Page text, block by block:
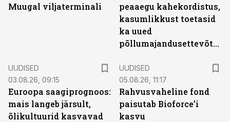
Muugal viljaterminali
peaaegu kahekordistus,
kasumlikkust toetasid
ka uued
põllumajandusettevõtted
UUDISED
03.08.26, 09:15
Euroopa saagiprognoos:
mais langeb järsult,
õlikultuurid kasvavad
UUDISED
05.08.26, 11:17
Rahvusvaheline fond
paisutab Bioforce’i
kasvu